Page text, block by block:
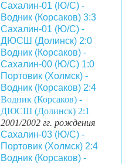
Сахалин-01 (Ю/С) -
Водник (Корсаков) 3:3
Сахалин-01 (Ю/С) -
ДЮСШ (Долинск) 2:0
Водник (Корсаков) -
Сахалин-00 (Ю/С) 1:0
Портовик (Холмск) -
Водник (Корсаков) 2:4
Водник (Корсаков) -
ДЮСШ (Долинск) 2:1
2001/2002 гг. рождения
Сахалин-03 (Ю/С) -
Портовик (Холмск) 2:4
Водник (Корсаков) -